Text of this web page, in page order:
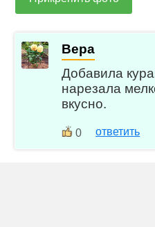
Вера
Добавила
нарезала
вкусно.
0 ответить